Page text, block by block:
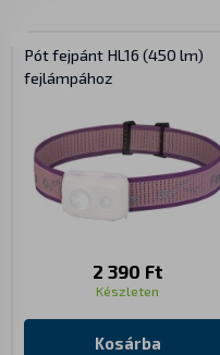
Pót fejpánt HL16 (450 lm)
fejlámpához
2 390 Ft
Készleten
Kosárba